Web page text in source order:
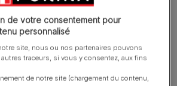
Sources de protéines sélectionnées
pour aider à réduire l’accumulation de
toxines et à maintenir la fonction
hépatique.
de votre consentement pour
personnalisé
site, nous ou nos partenaires pouvons
traceurs, si vous y consentez, aux fins
de notre site (chargement du contenu,